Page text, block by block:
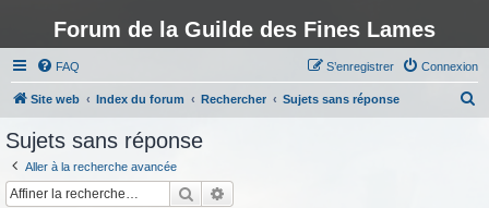
Forum de la Guilde des Fines Lames
FAQ Connexion
S’enregistrer
Site web Index du forum Rechercher Sujets sans réponse
Sujets sans réponse
Aller à la recherche avancée
Rechercher